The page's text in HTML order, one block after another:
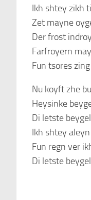
Ikh shtey zikh
Zet mayne
Der frost
Farfroyern
Fun tsores
Nu koyft zhe
Heysinke
Di letste
Ikh shtey
Fun regn ver
Di letste